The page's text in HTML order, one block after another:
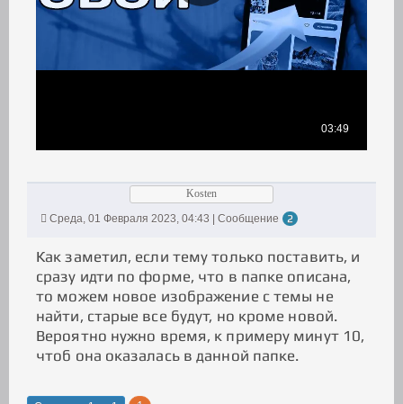
Kosten
Среда, 01 Февраля 2023, 04:43 | Сообщение
2
Как заметил, если тему только поставить, и
сразу идти по форме, что в папке описана,
то можем новое изображение с темы не
найти, старые все будут, но кроме новой.
Вероятно нужно время, к примеру минут 10,
чтоб она оказалась в данной папке.